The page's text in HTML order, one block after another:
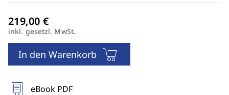
inkl. gesetzl. MwSt.
In den Warenkorb
eBook PDF